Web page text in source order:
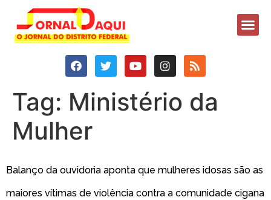
Tag: Ministério da
Mulher
Balanço da ouvidoria aponta que mulheres idosas são as
maiores vítimas de violência contra a comunidade cigana